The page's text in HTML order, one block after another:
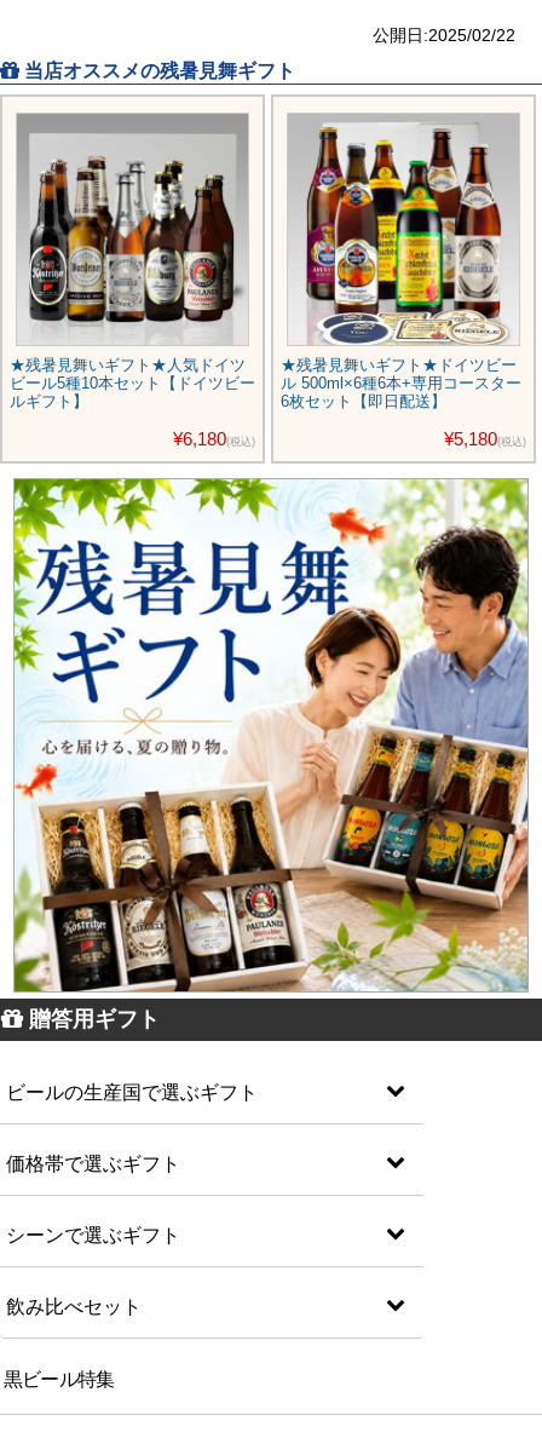
公開日:2025/02/22
当店オススメの残暑見舞ギフト
★残暑見舞いギフト★人気ドイツ
ビール5種10本セット【ドイツビー
ルギフト】
¥6,180(税込)
★残暑見舞いギフト★ドイツビー
ル 500ml×6種6本+専用コースター
6枚セット【即日配送】
¥5,180(税込)
贈答用ギフト
ビールの生産国で選ぶギフト
価格帯で選ぶギフト
シーンで選ぶギフト
飲み比べセット
黒ビール特集